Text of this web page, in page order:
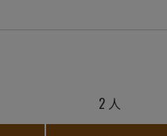
2 人